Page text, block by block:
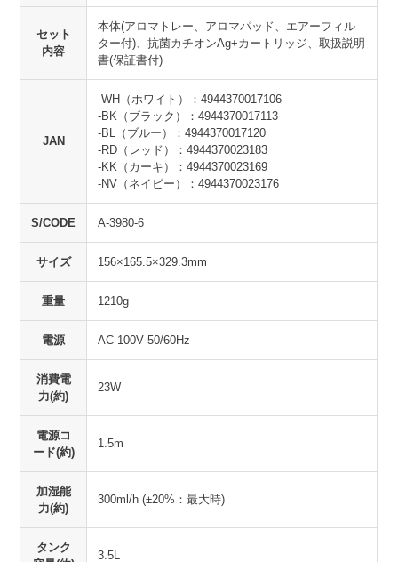
セット
内容
本体(アロマトレー、アロマパッド、エアーフィル
ター付)、抗菌カチオンAg+カートリッジ、取扱説明
書(保証書付)
JAN
-WH（ホワイト）：4944370017106
-BK（ブラック）：4944370017113
-BL（ブルー）：4944370017120
-RD（レッド）：4944370023183
-KK（カーキ）：4944370023169
-NV（ネイビー）：4944370023176
S/CODE A-3980-6
サイズ 156×165.5×329.3mm
重量 1210g
電源 AC 100V 50/60Hz
消費電
力(約)
23W
電源コ
ード(約)
1.5m
加湿能
力(約)
300ml/h (±20%：最大時)
タンク
3.5L